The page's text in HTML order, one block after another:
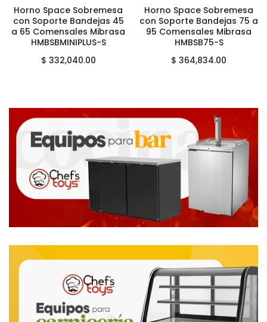
Horno Space Sobremesa
con Soporte Bandejas 75 a
95 Comensales Mibrasa
HMBSB75-S
$ 364,834.00
Horno Space Sobremesa
con Soporte Bandejas 160
a 190 Comensales Mibrasa
HMBSB160-S
$ 445,752.00